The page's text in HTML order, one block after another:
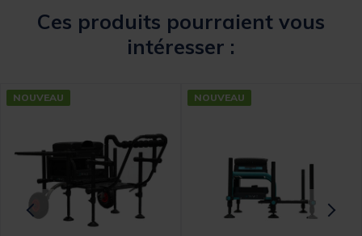
Ces produits pourraient vous
intéresser :
NOUVEAU NOUVEAU